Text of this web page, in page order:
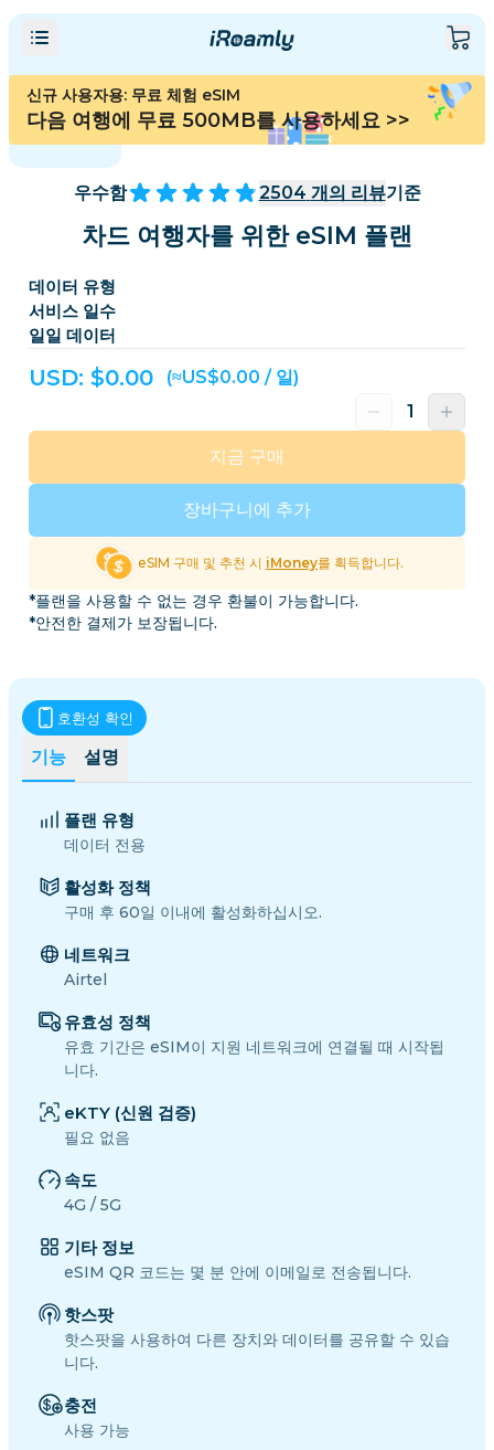
신규 사용자용: 무료 체험 eSIM
다음 여행에 무료 500MB를 사용하세요 >>
우수함 2504 개의 리뷰기준
차드 여행자를 위한 eSIM 플랜
데이터 유형
서비스 일수
일일 데이터
USD: $0.00 (≈US$0.00 / 일)
장바구니에 추가
지금 구매
eSIM 구매 및 추천 시 iMoney를 획득합니다.
*플랜을 사용할 수 없는 경우 환불이 가능합니다.
*안전한 결제가 보장됩니다.
기능 설명
호환성 확인
플랜 유형
데이터 전용
활성화 정책
구매 후 60일 이내에 활성화하십시오.
네트워크
Airtel
유효성 정책
유효 기간은 eSIM이 지원 네트워크에 연결될 때 시작됩
니다.
eKTY (신원 검증)
필요 없음
속도
4G / 5G
기타 정보
eSIM QR 코드는 몇 분 안에 이메일로 전송됩니다.
핫스팟
핫스팟을 사용하여 다른 장치와 데이터를 공유할 수 있습
니다.
충전
사용 가능